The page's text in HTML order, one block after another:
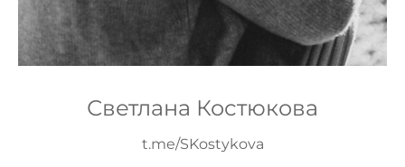
Светлана Костюкова
t.me/SKostykova